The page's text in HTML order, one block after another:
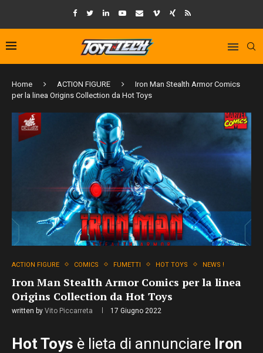
Home ACTION FIGURE
Iron Man Stealth Armor Comics
per la linea Origins Collection da Hot Toys
ACTION FIGURE COMICS FUMETTI HOT TOYS NEWS !
Iron Man Stealth Armor Comics per la linea
Origins Collection da Hot Toys
written by Vito Piccarreta 17 Giugno 2022
Hot Toys è lieta di annunciare Iron